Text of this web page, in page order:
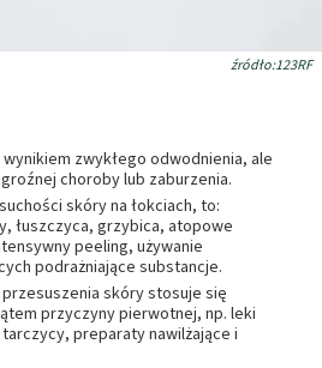
źródło:123RF
zwykłego odwodnienia, ale
choroby lub zaburzenia.
skóry na łokciach, to:
łuszczyca, grzybica, atopowe
peeling, używanie
podrażniające substancje.
skóry stosuje się
przyczyny pierwotnej, np. leki
preparaty nawilżające i